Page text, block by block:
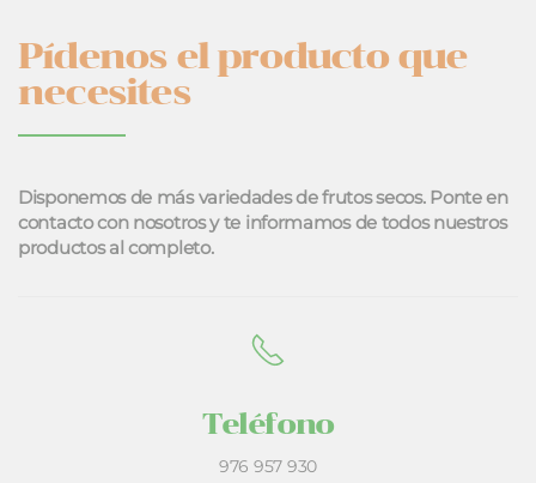
Pídenos el producto que
necesites
Disponemos de más variedades de frutos secos. Ponte en
contacto con nosotros y te informamos de todos nuestros
productos al completo.
Teléfono
976 957 930